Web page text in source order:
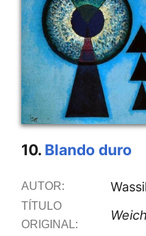
10. Blando duro
AUTOR:
TÍTULO
ORIGINAL: